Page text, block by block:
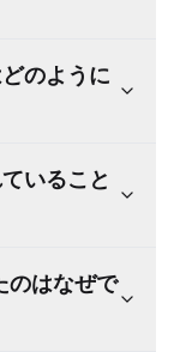
のように
いること
のはなぜで